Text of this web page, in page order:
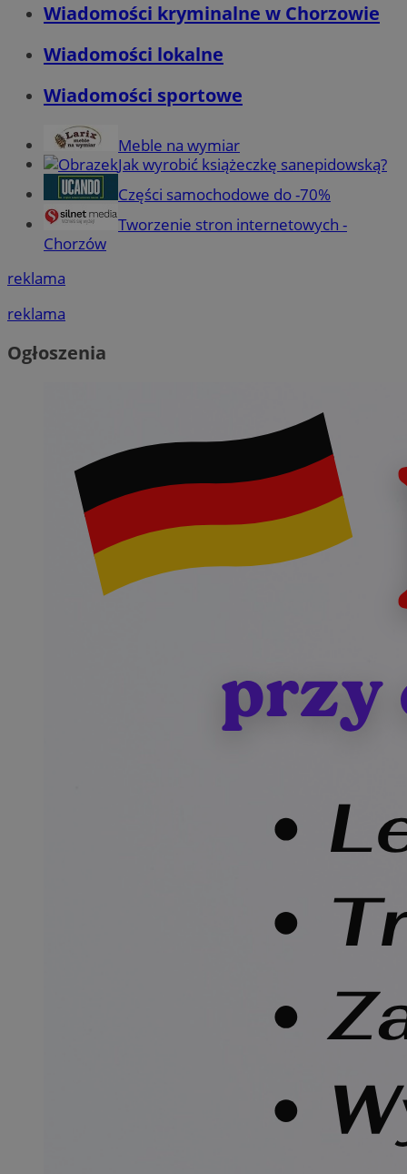
Wiadomości kryminalne w Chorzowie
Wiadomości lokalne
Wiadomości sportowe
Meble na wymiar
Jak wyrobić książeczkę sanepidowską?
Części samochodowe do -70%
Tworzenie stron internetowych -
Chorzów
reklama
reklama
Ogłoszenia